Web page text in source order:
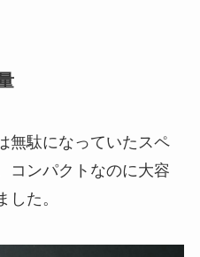
無駄になっていたスペ
コンパクトなのに大容
た。